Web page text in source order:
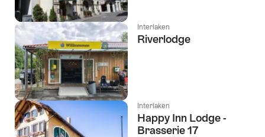
Interlaken
Riverlodge
Interlaken
Happy Inn Lodge -
Brasserie 17